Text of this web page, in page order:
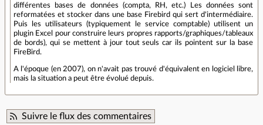
différentes bases de données (compta, RH, etc.) Les données sont
reformatées et stocker dans une base Firebird qui sert d'intermédiaire.
Puis les utilisateurs (typiquement le service comptable) utilisent un
plugin Excel pour construire leurs propres rapports/graphiques/tableaux
de bords), qui se mettent à jour tout seuls car ils pointent sur la base
FireBird.
A l'époque (en 2007), on n'avait pas trouvé d'équivalent en logiciel libre,
mais la situation a peut être évolué depuis.
Suivre le flux des commentaires